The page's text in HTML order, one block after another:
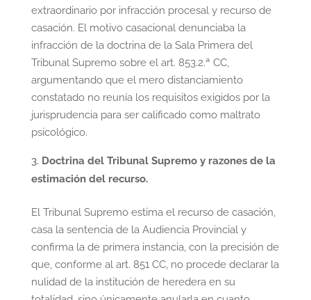
extraordinario por infracción procesal y recurso de
casación. El motivo casacional denunciaba la
infracción de la doctrina de la Sala Primera del
Tribunal Supremo sobre el art. 853.2.ª CC,
argumentando que el mero distanciamiento
constatado no reunía los requisitos exigidos por la
jurisprudencia para ser calificado como maltrato
psicológico.
Doctrina del Tribunal Supremo y razones de la
estimación del recurso.
El Tribunal Supremo estima el recurso de casación,
casa la sentencia de la Audiencia Provincial y
confirma la de primera instancia, con la precisión de
que, conforme al art. 851 CC, no procede declarar la
nulidad de la institución de heredera en su